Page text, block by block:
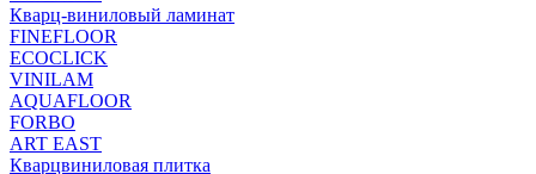
Кварц-виниловый ламинат
FINEFLOOR
ECOCLICK
VINILAM
AQUAFLOOR
FORBO
ART EAST
Кварцвиниловая плитка